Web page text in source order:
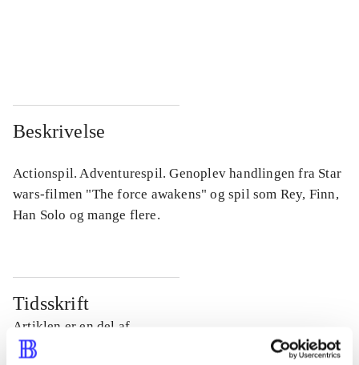
Beskrivelse
Actionspil. Adventurespil. Genoplev handlingen fra Star
wars-filmen "The force awakens" og spil som Rey, Finn,
Han Solo og mange flere.
Tidsskrift
Artiklen er en del af